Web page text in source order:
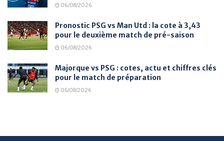
06/08/2026
Pronostic PSG vs Man Utd : la cote à 3,43
pour le deuxième match de pré-saison
06/08/2026
Majorque vs PSG : cotes, actu et chiffres clés
pour le match de préparation
05/08/2026